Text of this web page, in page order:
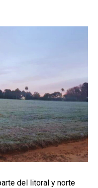
del litoral y norte